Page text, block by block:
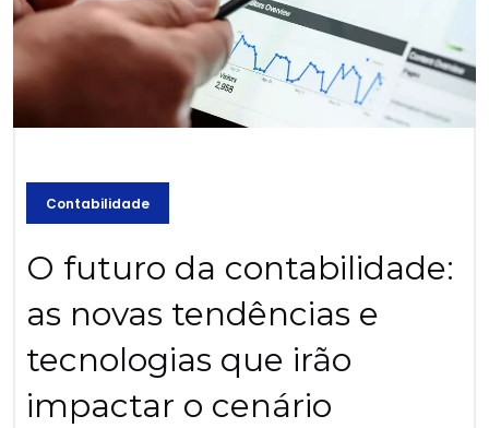
Contabilidade
O futuro da contabilidade:
as novas tendências e
tecnologias que irão
impactar o cenário